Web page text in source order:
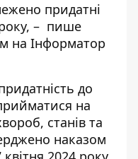
придатні
– пише
на Інформатор
до
на
станів та
наказом